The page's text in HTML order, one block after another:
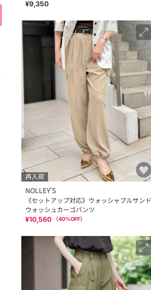
¥9,350
再入荷
NOLLEY'S
《セットアップ対応》ウォッシャブルサンド
ウォッシュカーゴパンツ
¥10,560 （40%OFF）